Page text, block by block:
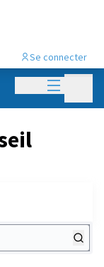
Menu
Se connecter